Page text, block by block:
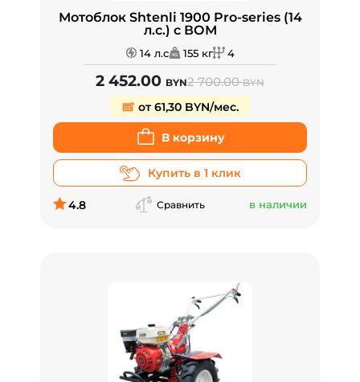
Мотоблок Shtenli 1900 Pro-series (14
л.с.) с ВОМ
14 л.с 155 кг 4
2 452.00 BYN2 700.00BYN
от 61,30 BYN/мес.
В корзину
Купить в 1 клик
4.8 Сравнить в наличии